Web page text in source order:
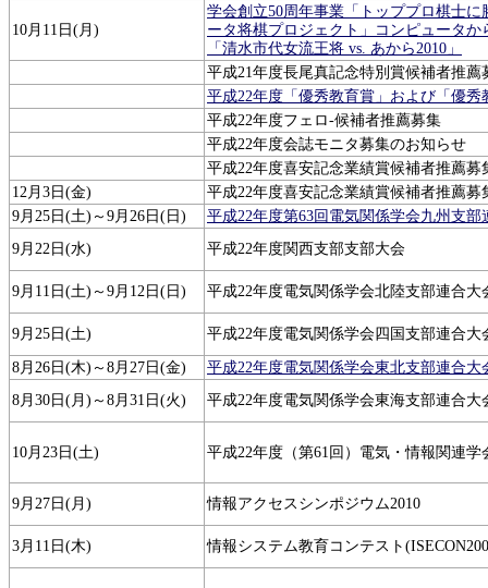
10月11日(月)
学会創立50周年事業「トッププロ棋士に
ータ将棋プロジェクト」コンピュータか
「清水市代女流王将 vs. あから2010」
平成21年度長尾真記念特別賞候補者推薦
平成22年度「優秀教育賞」および「優秀
平成22年度フェロ-候補者推薦募集
平成22年度会誌モニタ募集のお知らせ
平成22年度喜安記念業績賞候補者推薦募
12月3日(金)
平成22年度喜安記念業績賞候補者推薦募
9月25日(土)～9月26日(日)
平成22年度第63回電気関係学会九州支部
9月22日(水)
平成22年度関西支部支部大会
9月11日(土)～9月12日(日) 平成22年度電気関係学会北陸支部連合大
9月25日(土) 平成22年度電気関係学会四国支部連合大
8月26日(木)～8月27日(金)
平成22年度電気関係学会東北支部連合大
8月30日(月)～8月31日(火)
平成22年度電気関係学会東海支部連合大
10月23日(土) 平成22年度（第61回）電気・情報関連
9月27日(月) 情報アクセスシンポジウム2010
3月11日(木) 情報システム教育コンテスト